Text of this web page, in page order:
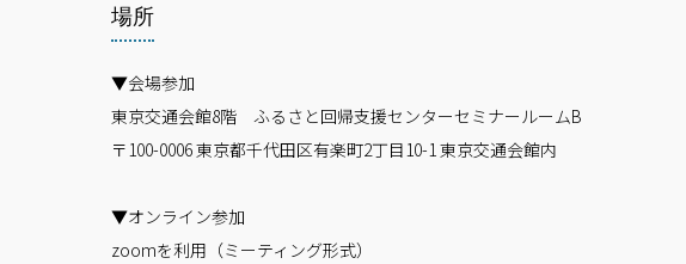
場所
▼会場参加
東京交通会館8階 ふるさと回帰支援センターセミナールームB
〒100-0006 東京都千代田区有楽町2丁目10-1 東京交通会館内
▼オンライン参加
zoomを利用（ミーティング形式）